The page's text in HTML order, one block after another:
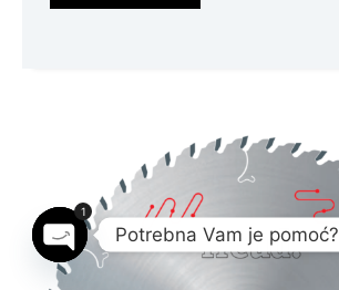
Potrebna Vam je pomoć?
Open chaty
1